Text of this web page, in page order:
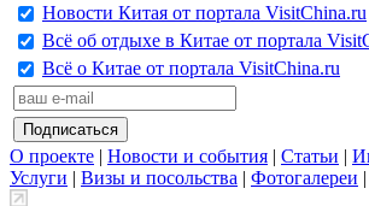
Новости Китая от портала VisitChina.ru
Всё об отдыхе в Китае от портала
Всё о Китае от портала VisitChina.ru
О проекте | Новости и события | Статьи |
Услуги | Визы и посольства | Фотогалереи |